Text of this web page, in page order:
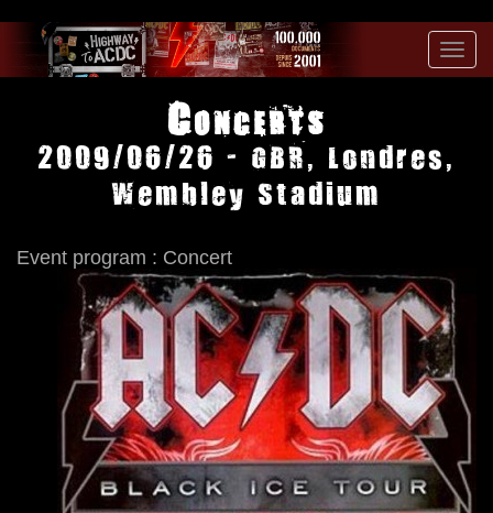
Concerts
2009/06/26 - GBR, Londres,
Wembley Stadium
Event program : Concert